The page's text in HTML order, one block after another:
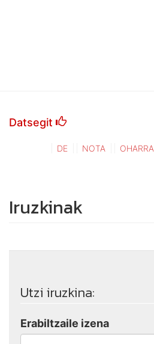
Datsegit
DE NOTA OHARRA
Iruzkinak
Utzi iruzkina:
Erabiltzaile izena